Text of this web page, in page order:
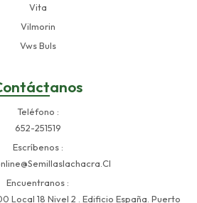
Vita
Vilmorin
Vws Buls
Teléfono
652-251519
Escríbenos
Encuentranos
Local 18 Nivel 2 . Edificio España. Puerto